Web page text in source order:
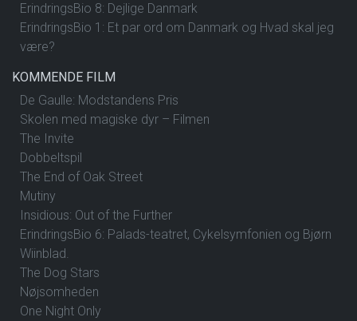
ErindringsBio 8: Dejlige Danmark
ErindringsBio 1: Et par ord om Danmark og Hvad skal jeg
være?
KOMMENDE FILM
De Gaulle: Modstandens Pris
Skolen med magiske dyr – Filmen
The Invite
Dobbeltspil
The End of Oak Street
Mutiny
Insidious: Out of the Further
ErindringsBio 6: Palads-teatret, Cykelsymfonien og Bjørn
Wiinblad.
The Dog Stars
Nøjsomheden
One Night Only